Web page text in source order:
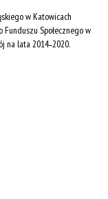
w Katowicach
Funduszu Społecznego w
na lata 2014˗2020.